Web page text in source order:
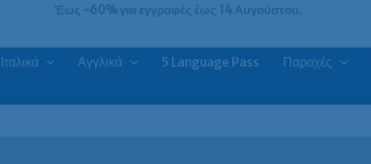
Έως -60% για εγγραφές έως 14 Αυγούστου.
Ιταλικά Αγγλικά 5 Language Pass Παροχές